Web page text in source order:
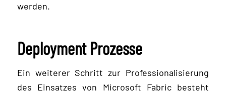
werden.
Deployment Prozesse
Ein weiterer Schritt zur Professionalisierung
des Einsatzes von Microsoft Fabric besteht